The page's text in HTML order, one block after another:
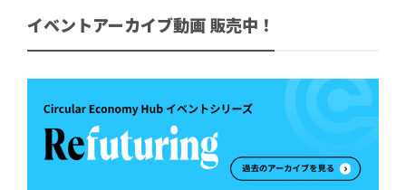
イベントアーカイブ動画 販売中！